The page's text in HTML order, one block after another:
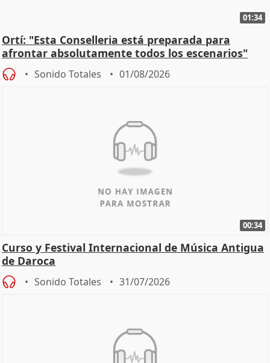
01:34
Ortí: "Esta Conselleria está preparada para
afrontar absolutamente todos los escenarios"
Sonido Totales 01/08/2026
00:34
Curso y Festival Internacional de Música Antigua
de Daroca
Sonido Totales 31/07/2026